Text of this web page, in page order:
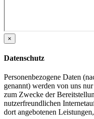
×
Datenschutz
Personenbezogene Daten
genannt) werden von uns
zum Zwecke der
nutzerfreundlichen
dort angebotenen